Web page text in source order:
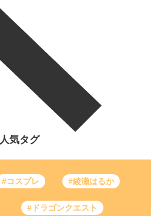
人気タグ
#コスプレ #綾瀬はるか
#ドラゴンクエスト